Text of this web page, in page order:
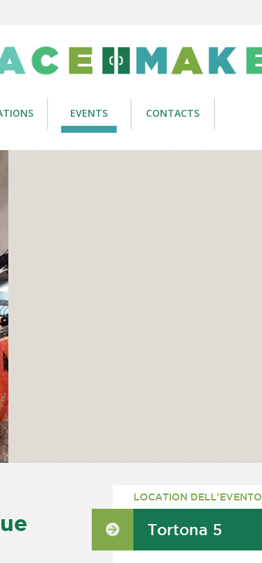
EVENTS CONTACTS
LOCATION DELL'EVENTO
Tortona 5